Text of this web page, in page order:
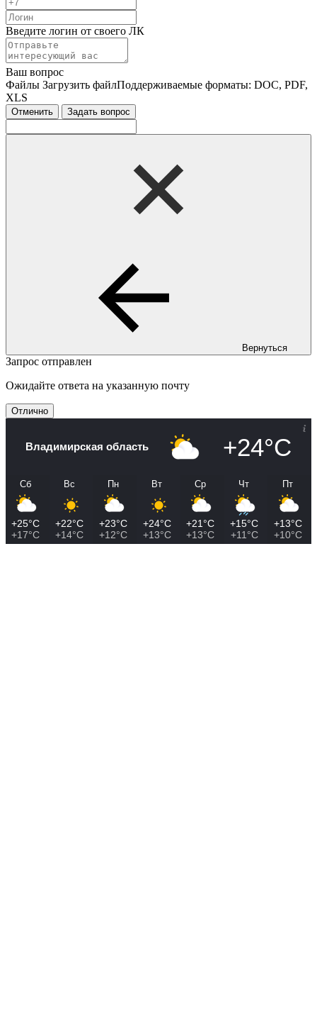
Введите логин от своего ЛК
Ваш вопрос
Файлы Загрузить файлПоддерживаемые форматы: DOC, PDF,
XLS
Отменить Задать вопрос
Вернуться
Запрос отправлен
Ожидайте ответа на указанную почту
Отлично
Владимирская область +24°C
Сб
+25°C
+17°C
Вс
+22°C
+14°C
Пн
+23°C
+12°C
Вт
+24°C
+13°C
Ср
+21°C
+13°C
Чт
+15°C
+11°C
Пт
+13°C
+10°C